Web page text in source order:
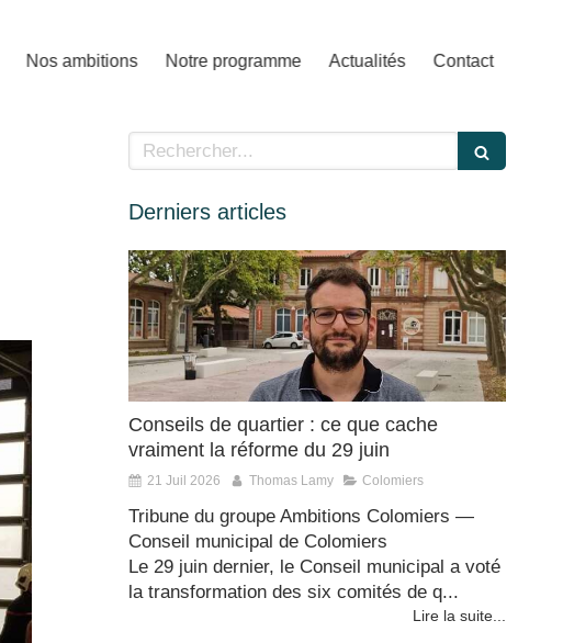
Nos ambitions Notre programme Actualités Contact
Rechercher
Derniers articles
Conseils de quartier : ce que cache
vraiment la réforme du 29 juin
21 Juil 2026 Thomas Lamy Colomiers
Tribune du groupe Ambitions Colomiers —
Conseil municipal de Colomiers
Le 29 juin dernier, le Conseil municipal a voté
la transformation des six comités de q...
Lire la suite...